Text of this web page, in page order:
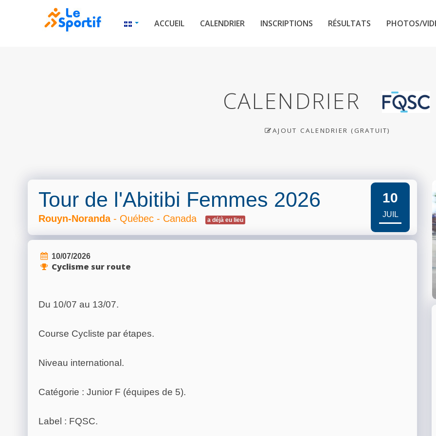
ACCUEIL CALENDRIER INSCRIPTIONS RÉSULTATS PHOTOS/
CALENDRIER
AJOUT CALENDRIER (GRATUIT)
Tour de l'Abitibi Femmes 2026
Rouyn-Noranda- Québec - Canada a déjà eu lieu
10
JUIL
10/07/2026
Cyclisme sur route
Du 10/07 au 13/07.
Course Cycliste par étapes.
Niveau international.
Catégorie : Junior F (équipes de 5).
Label : FQSC.